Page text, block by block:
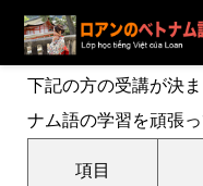
ブログ
ました
下記の方の受講が決
ナム語の学習を頑張
項目